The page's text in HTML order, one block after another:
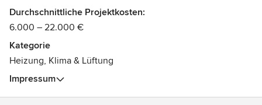
Auszeichnungen:
•Meisterbrief
ChemKlimaschutz Kat. I.
Durchschnittliche Projektkosten:
6.000 – 22.000 €
Kategorie
Heizung, Klima & Lüftung
Impressum